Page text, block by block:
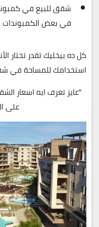
شقق للبيع في
في بعض الكمبوندات
كل ده بيخليك تقدر تختار
استخدامك للمساحة في
“عايز تعرف ايه اسعار
على